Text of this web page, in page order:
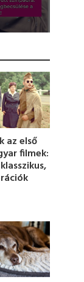
az első
filmek: